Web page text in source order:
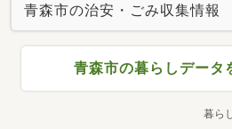
青森市の治安・ごみ収集情報
青森市の暮らしデータ
暮ら